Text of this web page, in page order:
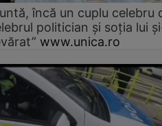
încă un cuplu celebru
politician și soția lui
www.unica.ro